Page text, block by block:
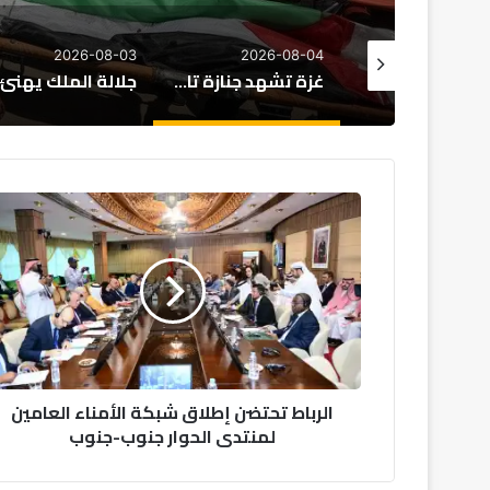
غزة تشهد جنازة تاريخية: تشييع رفات 112 من ضحايا الإبادة
2026-08-03
جلالة الملك يهنئ رئيس جمهورية النيجر بمناسبة العيد الوطني لبلاده
2026-08-02
ا
ل
ب
ا
ط
ت
ت
ط
الرباط تحتضن إطلاق شبكة الأمناء العامين
لمنتدى الحوار جنوب-جنوب